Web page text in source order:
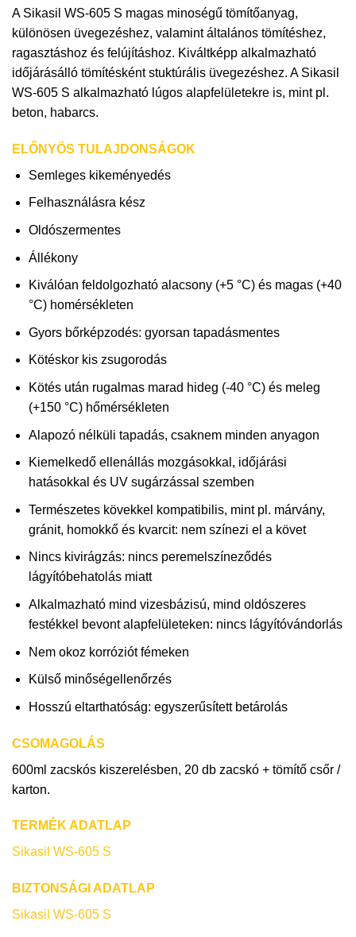
A Sikasil WS-605 S magas minoségű tömítőanyag,
különösen üvegezéshez, valamint általános tömítéshez,
ragasztáshoz és felújításhoz. Kiváltképp alkalmazható
időjárásálló tömítésként stuktúrális üvegezéshez. A Sikasil
WS-605 S alkalmazható lúgos alapfelületekre is, mint pl.
beton, habarcs.
ELŐNYÖS TULAJDONSÁGOK
Semleges kikeményedés
Felhasználásra kész
Oldószermentes
Állékony
Kiválóan feldolgozható alacsony (+5 °C) és magas (+40
°C) homérsékleten
Gyors bőrképzodés: gyorsan tapadásmentes
Kötéskor kis zsugorodás
Kötés után rugalmas marad hideg (-40 °C) és meleg
(+150 °C) hőmérsékleten
Alapozó nélküli tapadás, csaknem minden anyagon
Kiemelkedő ellenállás mozgásokkal, időjárási
hatásokkal és UV sugárzással szemben
Természetes kövekkel kompatibilis, mint pl. márvány,
gránit, homokkő és kvarcit: nem színezi el a követ
Nincs kivirágzás: nincs peremelszíneződés
lágyítóbehatolás miatt
Alkalmazható mind vizesbázisú, mind oldószeres
festékkel bevont alapfelületeken: nincs lágyítóvándorlás
Nem okoz korróziót fémeken
Külső minőségellenőrzés
Hosszú eltarthatóság: egyszerűsített betárolás
CSOMAGOLÁS
600ml zacskós kiszerelésben, 20 db zacskó + tömítő csőr /
karton.
TERMÉK ADATLAP
Sikasil WS-605 S
BIZTONSÁGI ADATLAP
Sikasil WS-605 S